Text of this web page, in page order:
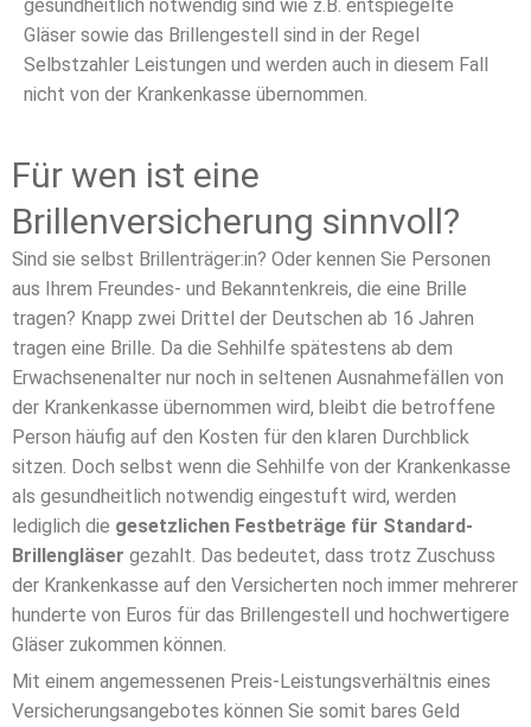
gesundheitlich notwendig sind wie z.B. entspiegelte
Gläser sowie das Brillengestell sind in der Regel
Selbstzahler Leistungen und werden auch in diesem Fall
nicht von der Krankenkasse übernommen.
Für wen ist eine
Brillenversicherung sinnvoll?
Sind sie selbst Brillenträger:in? Oder kennen Sie Personen
aus Ihrem Freundes- und Bekanntenkreis, die eine Brille
tragen? Knapp zwei Drittel der Deutschen ab 16 Jahren
tragen eine Brille. Da die Sehhilfe spätestens ab dem
Erwachsenenalter nur noch in seltenen Ausnahmefällen von
der Krankenkasse übernommen wird, bleibt die betroffene
Person häufig auf den Kosten für den klaren Durchblick
sitzen. Doch selbst wenn die Sehhilfe von der Krankenkasse
als gesundheitlich notwendig eingestuft wird, werden
lediglich die gesetzlichen Festbeträge für Standard-
Brillengläser gezahlt. Das bedeutet, dass trotz Zuschuss
der Krankenkasse auf den Versicherten noch immer mehrerer
hunderte von Euros für das Brillengestell und hochwertigere
Gläser zukommen können.
Mit einem angemessenen Preis-Leistungsverhältnis eines
Versicherungsangebotes können Sie somit bares Geld